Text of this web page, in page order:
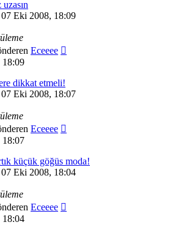
07 Eki 2008, 18:09
Eceeee
18:09
dikkat etmeli!
07 Eki 2008, 18:07
Eceeee
18:07
küçük göğüs moda!
07 Eki 2008, 18:04
Eceeee
18:04